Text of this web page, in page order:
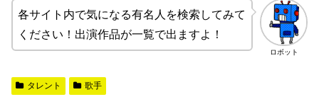
ロボット
各サイト内で気になる有名人を検索してみて
ください！出演作品が一覧で出ますよ！
タレント 歌手